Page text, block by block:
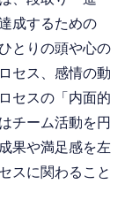
成するための
とりの頭や心の
セス、感情の動
セスの「内面的
チーム活動を円
果や満足感を左
スに関わること